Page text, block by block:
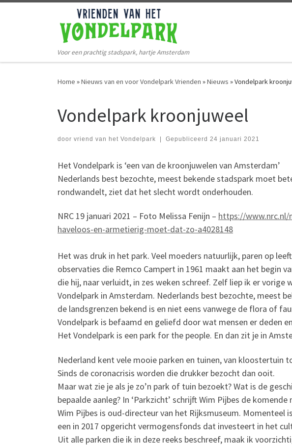
Voor een prachtig stadspark, hartje Amsterdam
Home »Nieuws van en voor Vondelpark Vrienden »Nieuws »Vondelpark
Vondelpark kroonjuweel
door vriend van het Vondelpark | Gepubliceerd 24 januari 2021
Het Vondelpark is ‘een van de kroonjuwelen van Amsterdam’
Nederlands best bezochte, meest bekende stadspark moet
rondwandelt, ziet dat het slecht wordt onderhouden.
NRC 19 januari 2021 – Foto Melissa Fenijn – https://www.nrc.nl/
haveloos-en-armetierig-moet-dat-zo-a4028148
Het was druk in het park. Veel moeders natuurlijk, paren op
observaties die Remco Campert in 1961 maakt aan het begin
die hij, naar verluidt, in zes weken schreef. Zelf liep ik er
Vondelpark in Amsterdam. Nederlands best bezochte, meest
de landsgrenzen bekend is en niet eens vanwege de flora of
Vondelpark is befaamd en geliefd door wat mensen er deden
Het Vondelpark is een park for the people. En dan zit je in
Nederland kent vele mooie parken en tuinen, van kloostertuin
Sinds de coronacrisis worden die drukker bezocht dan ooit.
Maar wat zie je als je zo’n park of tuin bezoekt? Wat is de
bepaalde aanleg? In ‘Parkzicht’ schrijft Wim Pijbes de
Wim Pijbes is oud-directeur van het Rijksmuseum. Momenteel
een in 2017 opgericht vermogensfonds dat investeert in het
Uit alle parken die ik in deze reeks beschreef, maak ik